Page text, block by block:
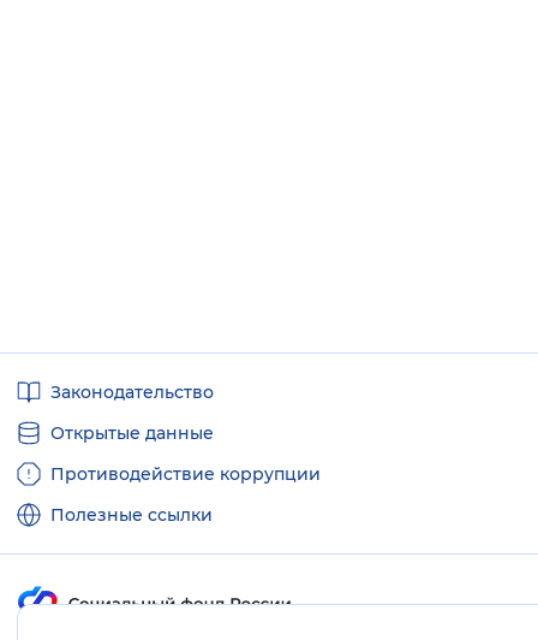
ссылкиЗаконодательство
Открытые данные
Противодействие коррупции
Полезные ссылки